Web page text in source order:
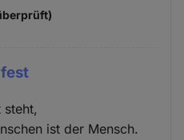
steht,
ist der Mensch.